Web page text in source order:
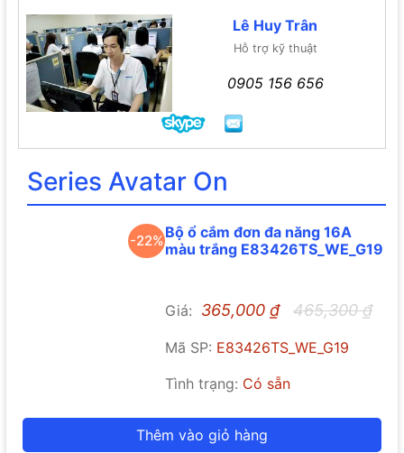
Lê Huy Trân
Hỗ trợ kỹ thuật
0905 156 656
Series Avatar On
-22%Bộ ổ cắm đơn đa năng 16A
màu trắng E83426TS_WE_G19
Giá: 365,000₫ 465,300₫
Mã SP: E83426TS_WE_G19
Tình trạng: Có sẵn
Thêm vào giỏ hàng